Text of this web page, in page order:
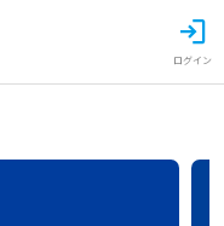
ログイン